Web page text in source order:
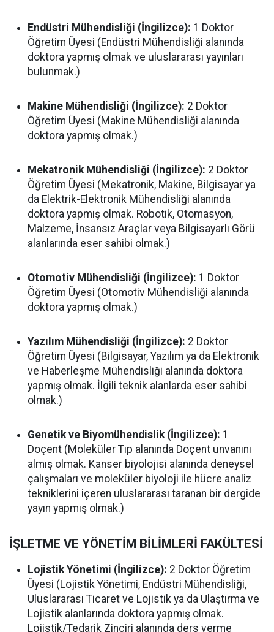
Endüstri Mühendisliği (İngilizce): 1 Doktor
Öğretim Üyesi (Endüstri Mühendisliği alanında
doktora yapmış olmak ve uluslararası yayınları
bulunmak.)
Makine Mühendisliği (İngilizce): 2 Doktor
Öğretim Üyesi (Makine Mühendisliği alanında
doktora yapmış olmak.)
Mekatronik Mühendisliği (İngilizce): 2 Doktor
Öğretim Üyesi (Mekatronik, Makine, Bilgisayar ya
da Elektrik-Elektronik Mühendisliği alanında
doktora yapmış olmak. Robotik, Otomasyon,
Malzeme, İnsansız Araçlar veya Bilgisayarlı Görü
alanlarında eser sahibi olmak.)
Otomotiv Mühendisliği (İngilizce): 1 Doktor
Öğretim Üyesi (Otomotiv Mühendisliği alanında
doktora yapmış olmak.)
Yazılım Mühendisliği (İngilizce): 2 Doktor
Öğretim Üyesi (Bilgisayar, Yazılım ya da Elektronik
ve Haberleşme Mühendisliği alanında doktora
yapmış olmak. İlgili teknik alanlarda eser sahibi
olmak.)
Genetik ve Biyomühendislik (İngilizce): 1
Doçent (Moleküler Tıp alanında Doçent unvanını
almış olmak. Kanser biyolojisi alanında deneysel
çalışmaları ve moleküler biyoloji ile hücre analiz
tekniklerini içeren uluslararası taranan bir dergide
yayın yapmış olmak.)
İŞLETME VE YÖNETİM BİLİMLERİ FAKÜLTESİ
Lojistik Yönetimi (İngilizce): 2 Doktor Öğretim
Üyesi (Lojistik Yönetimi, Endüstri Mühendisliği,
Uluslararası Ticaret ve Lojistik ya da Ulaştırma ve
Lojistik alanlarında doktora yapmış olmak.
Lojistik/Tedarik Zinciri alanında ders verme